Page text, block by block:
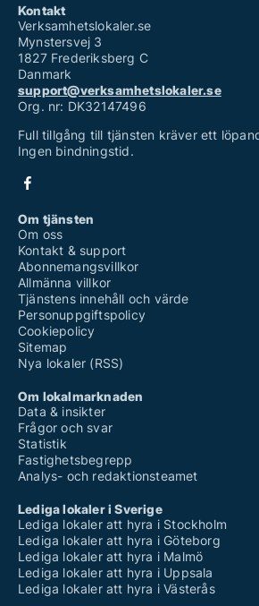
Kontakt
Verksamhetslokaler.se
Mynstersvej 3
1827 Frederiksberg C
Danmark
support@verksamhetslokaler.se
Org. nr: DK32147496
Full tillgång till tjänsten kräver ett
Ingen bindningstid.
Om tjänsten
Om oss
Kontakt & support
Abonnemangsvillkor
Allmänna villkor
Tjänstens innehåll och värde
Personuppgiftspolicy
Cookiepolicy
Sitemap
Nya lokaler (RSS)
Om lokalmarknaden
Data & insikter
Frågor och svar
Statistik
Fastighetsbegrepp
Analys- och redaktionsteamet
Lediga lokaler i Sverige
Lediga lokaler att hyra i Stockholm
Lediga lokaler att hyra i Göteborg
Lediga lokaler att hyra i Malmö
Lediga lokaler att hyra i Uppsala
Lediga lokaler att hyra i Västerås